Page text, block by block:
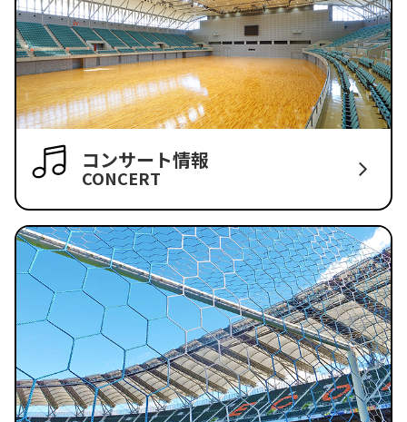
コンサート情報
CONCERT